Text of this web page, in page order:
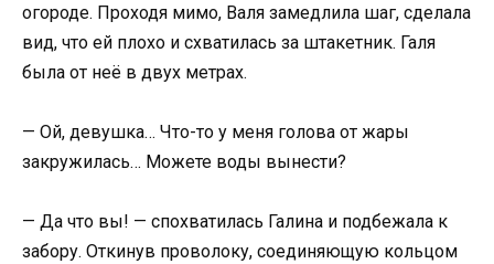
огороде. Проходя мимо, Валя замедлила шаг, сделала
вид, что ей плохо и схватилась за штакетник. Галя
была от неё в двух метрах.
— Ой, девушка… Что-то у меня голова от жары
закружилась… Можете воды вынести?
— Да что вы! — спохватилась Галина и подбежала к
забору. Откинув проволоку, соединяющую кольцом